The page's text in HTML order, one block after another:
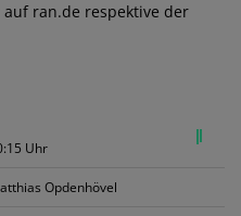
auf ran.de respektive der
Uhr
Opdenhövel